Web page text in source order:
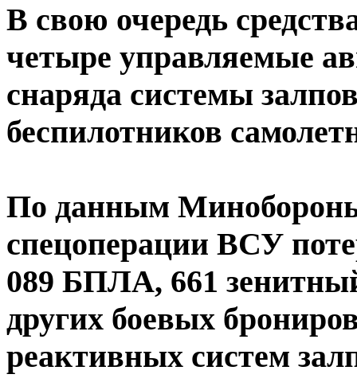
В свою очередь
четыре управляемые
снаряда системы
беспилотников
По данным Минобороны
спецоперации ВСУ
089 БПЛА, 661
других боевых
реактивных систем